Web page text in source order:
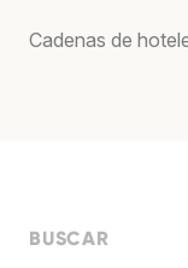
Cadenas de
BUSCAR